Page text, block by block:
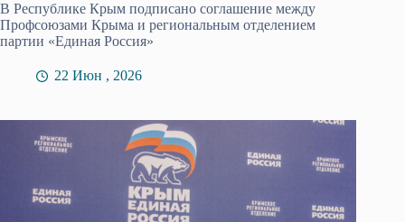
В Республике Крым подписано соглашение между
Профсоюзами Крыма и региональным отделением
партии «Единая Россия»
22 Июн , 2026